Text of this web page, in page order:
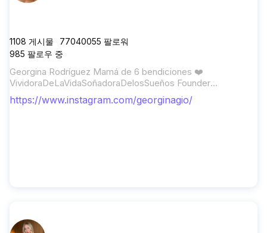
1108 게시물 77040055 팔로워
985 팔로우 중
Georgina Rodríguez Mamá de 6 bendiciones ❤️
VividoraDeLaVidaSoñadoraDelosSueños Founder
of @bellhatria Founder of @mimoa_com
georgina@angelsproject.com
https://www.instagram.com/georginagio/